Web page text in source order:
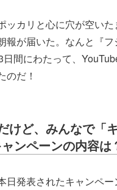
ッカリと心に穴が空い
報が届いた。なんと『
日間にわたって、
のだ！
けど、みんなで「
ンペーンの内容は
日発表されたキャンペ